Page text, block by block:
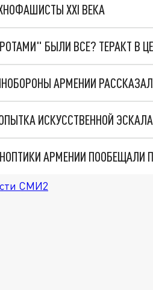
XXI ВЕКА
БЫЛИ ВСЕ? ТЕРАКТ В
АРМЕНИИ ПООБЕЩАЛИ
СМИ2